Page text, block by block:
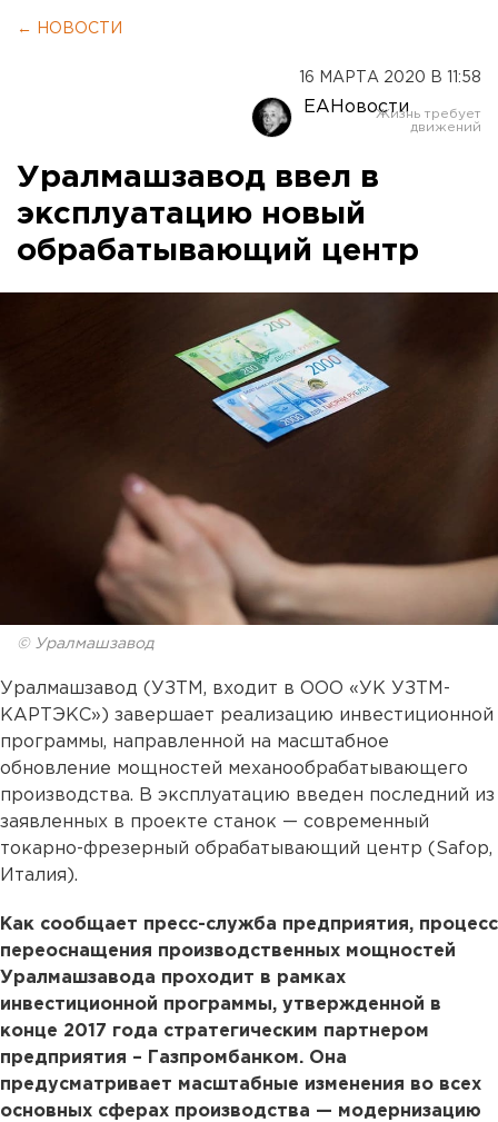
← НОВОСТИ
16 МАРТА 2020 В 11:58
ЕАНовости
Уралмашзавод ввел в
эксплуатацию новый
обрабатывающий центр
© Уралмашзавод
Уралмашзавод (УЗТМ, входит в ООО «УК УЗТМ-
КАРТЭКС») завершает реализацию инвестиционной
программы, направленной на масштабное
обновление мощностей механообрабатывающего
производства. В эксплуатацию введен последний из
заявленных в проекте станок — современный
токарно-фрезерный обрабатывающий центр (Safop,
Италия).
Как сообщает пресс-служба предприятия, процесс
переоснащения производственных мощностей
Уралмашзавода проходит в рамках
инвестиционной программы, утвержденной в
конце 2017 года стратегическим партнером
предприятия – Газпромбанком. Она
предусматривает масштабные изменения во всех
основных сферах производства — модернизацию